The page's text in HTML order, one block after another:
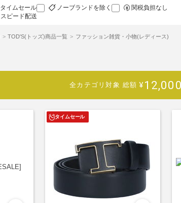
タイムセール ノーブランドを除く
関税負担なし
スピード配送
TOD'S(トッズ)商品一覧 ファッション雑貨・小物(レディース)
全カテゴリ対象 総額 ¥12,000
タイムセール